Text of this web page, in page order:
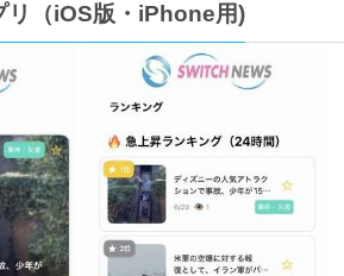
（iOS版・iPhone用)